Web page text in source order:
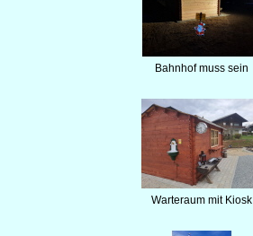
Bahnhof muss sein
Warteraum mit Kiosk